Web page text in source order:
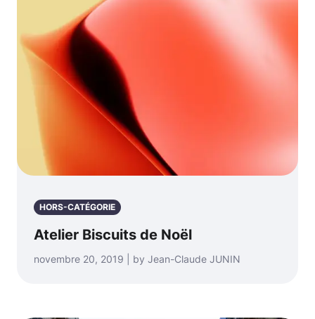
HORS-CATÉGORIE
Atelier Biscuits de Noël
novembre 20, 2019 | by Jean-Claude JUNIN